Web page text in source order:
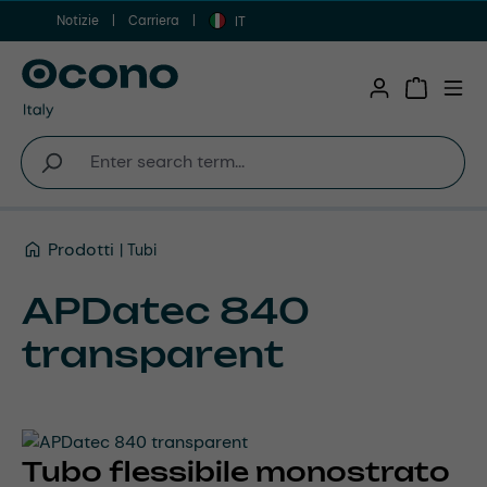
Vai al contenuto principale
Notizie Carriera IT
Prodotti Tubi
APDatec 840
transparent
Tubo flessibile monostrato